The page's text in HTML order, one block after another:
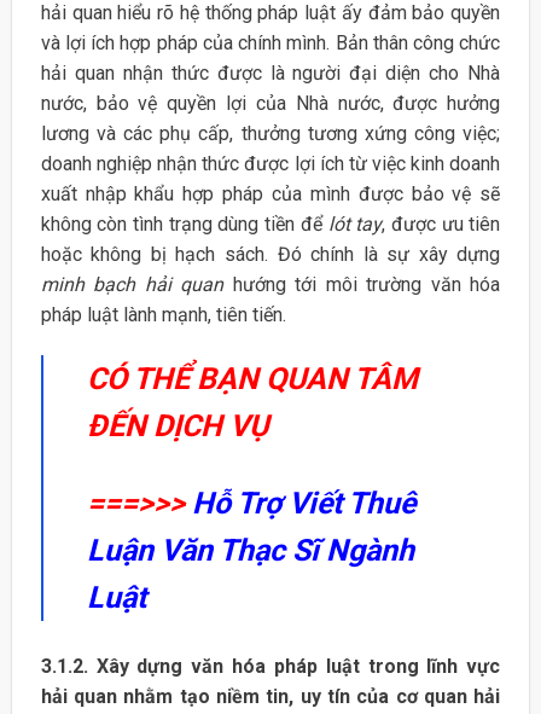
hải quan hiểu rõ hệ thống pháp luật ấy đảm bảo quyền
và lợi ích hợp pháp của chính mình. Bản thân công chức
hải quan nhận thức được là người đại diện cho Nhà
nước, bảo vệ quyền lợi của Nhà nước, được hưởng
lương và các phụ cấp, thưởng tương xứng công việc;
doanh nghiệp nhận thức được lợi ích từ việc kinh doanh
xuất nhập khẩu hợp pháp của mình được bảo vệ sẽ
không còn tình trạng dùng tiền để lót tay, được ưu tiên
hoặc không bị hạch sách. Đó chính là sự xây dựng
minh bạch hải quanhướng tới môi trường văn hóa
pháp luật lành mạnh, tiên tiến.
CÓ THỂ BẠN QUAN TÂM
ĐẾN DỊCH VỤ
===>>>Hỗ Trợ Viết Thuê
Luận Văn Thạc Sĩ Ngành
Luật
3.1.2. Xây dựng văn hóa pháp luật trong lĩnh vực
hải quan nhằm tạo niềm tin, uy tín của cơ quan hải